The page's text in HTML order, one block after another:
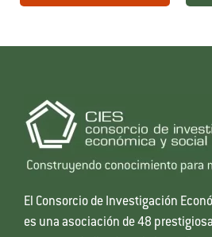
El Consorcio de Investigación
es una asociación de 48